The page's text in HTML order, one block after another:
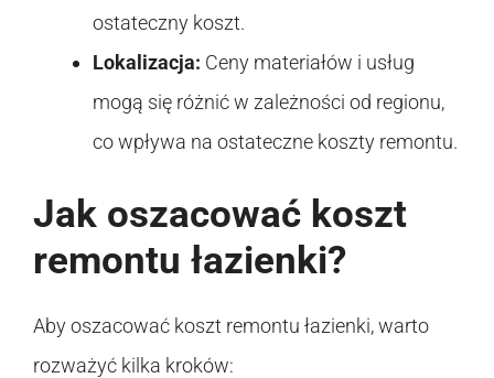
ostateczny koszt.
Lokalizacja: Ceny materiałów i usług
mogą się różnić w zależności od regionu,
co wpływa na ostateczne koszty remontu.
Jak oszacować koszt
remontu łazienki?
Aby oszacować koszt remontu łazienki, warto
rozważyć kilka kroków: